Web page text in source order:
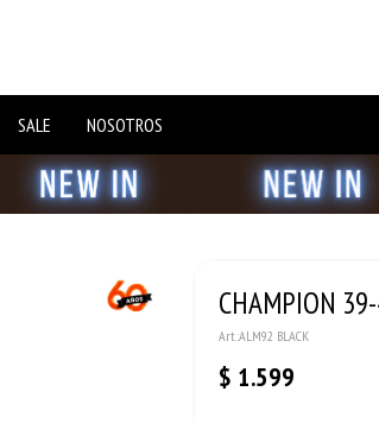
SALE NOSOTROS
CHAMPION
ALM92 BLACK
$ 1.599